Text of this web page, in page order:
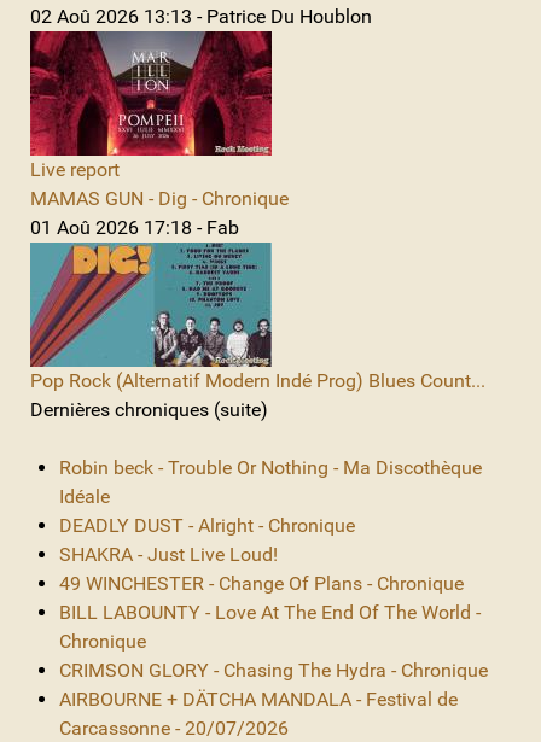
02 Aoû 2026 13:13 - Patrice Du Houblon
Live report
MAMAS GUN - Dig - Chronique
01 Aoû 2026 17:18 - Fab
Pop Rock (Alternatif Modern Indé Prog) Blues Count...
Dernières chroniques (suite)
Robin beck - Trouble Or Nothing - Ma Discothèque
Idéale
DEADLY DUST - Alright - Chronique
SHAKRA - Just Live Loud!
49 WINCHESTER - Change Of Plans - Chronique
BILL LABOUNTY - Love At The End Of The World -
Chronique
CRIMSON GLORY - Chasing The Hydra - Chronique
AIRBOURNE + DÄTCHA MANDALA - Festival de
Carcassonne - 20/07/2026